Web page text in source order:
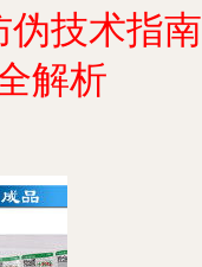
伪技术指南
解析